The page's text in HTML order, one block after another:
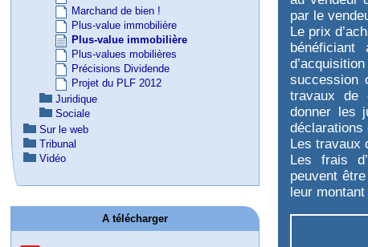
par le
Le prix
succession
travaux de
donner les
déclarations
Les travaux
Les frais
peuvent
leur
Marchand de bien !
Plus-value immobilière
Plus-value immobilière
Plus-values mobilières
Précisions Dividende
Projet du PLF 2012
Juridique
Sociale
Sur le web
Tribunal
Vidéo
A télécharger